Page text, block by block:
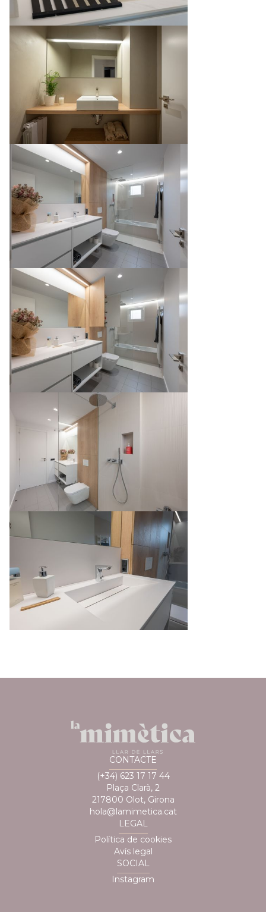
CONTACTE
(+34) 623 17 17 44
Plaça Clarà, 2
217800 Olot, Girona
hola@lamimetica.cat
LEGAL
Política de cookies
Avís legal
SOCIAL
Instagram